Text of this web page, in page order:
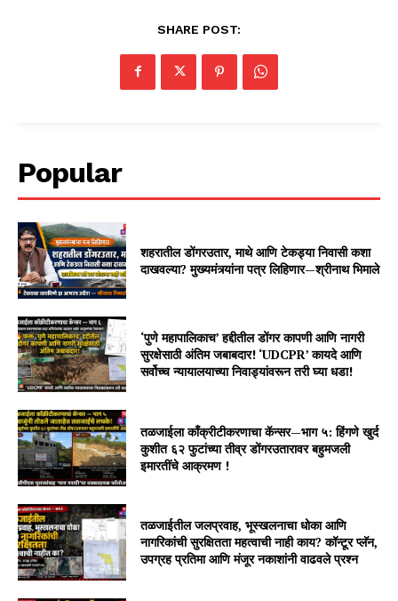
SHARE POST:
Popular
शहरातील डोंगरउतार, माथे आणि टेकड्या निवासी कशा
दाखवल्या? मुख्यमंत्र्यांना पत्र लिहिणार—श्रीनाथ भिमाले
‘पुणे महापालिकाच’ हद्दीतील डोंगर कापणी आणि नागरी
सुरक्षेसाठी अंतिम जबाबदार! ‘UDCPR’ कायदे आणि
सर्वोच्च न्यायालयाच्या निवाड्यांवरून तरी घ्या धडा!
तळजाईला काँक्रीटीकरणाचा कॅन्सर—भाग ५: हिंगणे खुर्द
कुशीत ६२ फुटांच्या तीव्र डोंगरउतारावर बहुमजली
इमारतींचे आक्रमण !
तळजाईतील जलप्रवाह, भूस्खलनाचा धोका आणि
नागरिकांची सुरक्षितता महत्वाची नाही काय? कॉन्टूर प्लॅन,
उपग्रह प्रतिमा आणि मंजूर नकाशांनी वाढवले प्रश्न